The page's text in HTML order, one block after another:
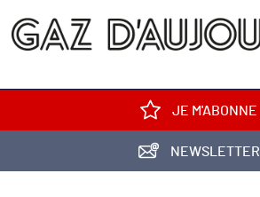
JE M'ABONNE
NEWSLETTER